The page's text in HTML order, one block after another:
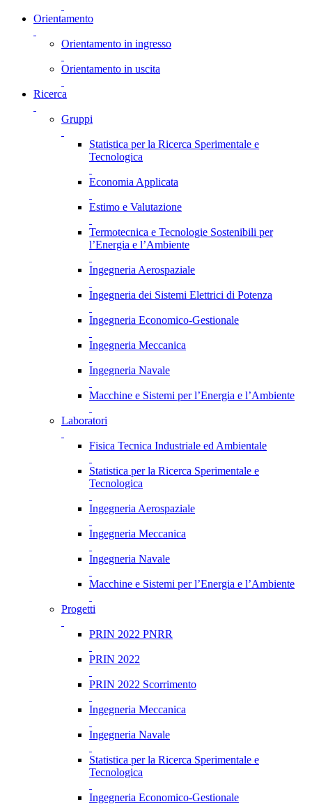
Orientamento
Orientamento in ingresso
Orientamento in uscita
Ricerca
Gruppi
Statistica per la Ricerca Sperimentale e
Tecnologica
Economia Applicata
Estimo e Valutazione
Termotecnica e Tecnologie Sostenibili per
l’Energia e l’Ambiente
Ingegneria Aerospaziale
Ingegneria dei Sistemi Elettrici di Potenza
Ingegneria Economico-Gestionale
Ingegneria Meccanica
Ingegneria Navale
Macchine e Sistemi per l’Energia e l’Ambiente
Laboratori
Fisica Tecnica Industriale ed Ambientale
Statistica per la Ricerca Sperimentale e
Tecnologica
Ingegneria Aerospaziale
Ingegneria Meccanica
Ingegneria Navale
Macchine e Sistemi per l’Energia e l’Ambiente
Progetti
PRIN 2022 PNRR
PRIN 2022
PRIN 2022 Scorrimento
Ingegneria Meccanica
Ingegneria Navale
Statistica per la Ricerca Sperimentale e
Tecnologica
Ingegneria Economico-Gestionale